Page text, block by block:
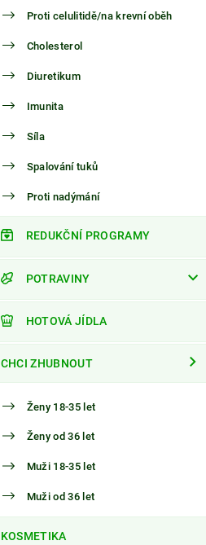
Proti celulitidě/na krevní oběh
Cholesterol
Diuretikum
Imunita
Síla
Spalování tuků
Proti nadýmání
REDUKČNÍ PROGRAMY
POTRAVINY
HOTOVÁ JÍDLA
CHCI ZHUBNOUT
Ženy 18-35 let
Ženy od 36 let
Muži 18-35 let
Muži od 36 let
KOSMETIKA